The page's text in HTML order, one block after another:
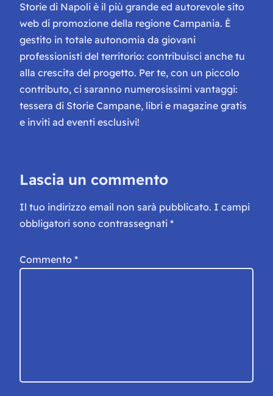
Storie di Napoli è il più grande ed autorevole sito
web di promozione della regione Campania. È
gestito in totale autonomia da giovani
professionisti del territorio: contribuisci anche tu
alla crescita del progetto. Per te, con un piccolo
contributo, ci saranno numerosissimi vantaggi:
tessera di Storie Campane, libri e magazine gratis
e inviti ad eventi esclusivi!
Lascia un commento
Il tuo indirizzo email non sarà pubblicato. I campi
obbligatori sono contrassegnati *
Commento *